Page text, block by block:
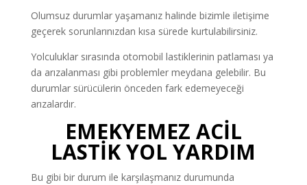
Olumsuz durumlar yaşamanız halinde bizimle iletişime
geçerek sorunlarınızdan kısa sürede kurtulabilirsiniz.
Yolculuklar sırasında otomobil lastiklerinin patlaması ya
da arızalanması gibi problemler meydana gelebilir. Bu
durumlar sürücülerin önceden fark edemeyeceği
arızalardır.
EMEKYEMEZ ACİL
LASTİK YOL YARDIM
Bu gibi bir durum ile karşılaşmanız durumunda